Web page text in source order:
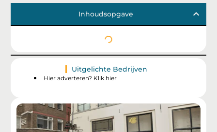
Inhoudsopgave
Uitgelichte Bedrijven
Hier adverteren? Klik hier